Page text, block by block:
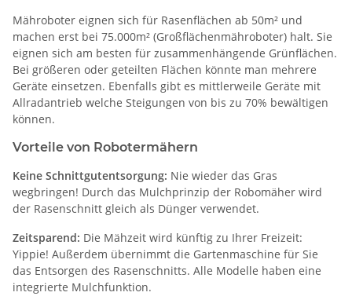
Mähroboter eignen sich für Rasenflächen ab 50m² und
machen erst bei 75.000m² (Großflächenmähroboter) halt. Sie
eignen sich am besten für zusammenhängende Grünflächen.
Bei größeren oder geteilten Flächen könnte man mehrere
Geräte einsetzen. Ebenfalls gibt es mittlerweile Geräte mit
Allradantrieb welche Steigungen von bis zu 70% bewältigen
können.
Vorteile von Robotermähern
Keine Schnittgutentsorgung: Nie wieder das Gras
wegbringen! Durch das Mulchprinzip der Robomäher wird
der Rasenschnitt gleich als Dünger verwendet.
Zeitsparend: Die Mähzeit wird künftig zu Ihrer Freizeit:
Yippie! Außerdem übernimmt die Gartenmaschine für Sie
das Entsorgen des Rasenschnitts. Alle Modelle haben eine
integrierte Mulchfunktion.